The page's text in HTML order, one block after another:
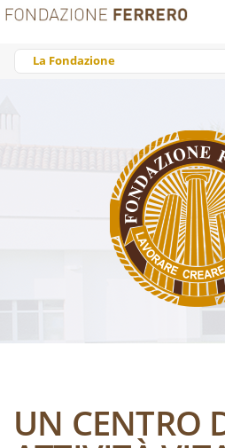
La Fondazione
You are visiting:
UN CENTRO